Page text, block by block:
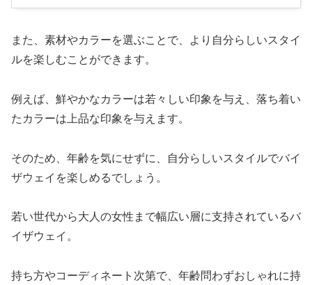
また、素材やカラーを選ぶことで、より自分らしいスタイ
ルを楽しむことができます。
例えば、鮮やかなカラーは若々しい印象を与え、落ち着い
たカラーは上品な印象を与えます。
そのため、年齢を気にせずに、自分らしいスタイルでバイ
ザウェイを楽しめるでしょう。
若い世代から大人の女性まで幅広い層に支持されているバ
イザウェイ。
持ち方やコーディネート次第で、年齢問わずおしゃれに持